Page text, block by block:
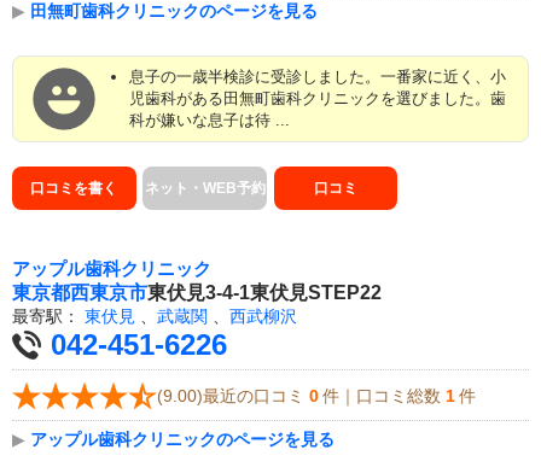
▶ 田無町歯科クリニックのページを見る
息子の一歳半検診に受診しました。一番家に近く、小
児歯科がある田無町歯科クリニックを選びました。歯
科が嫌いな息子は待 ...
口コミを書く ネット・WEB予約 口コミ
アップル歯科クリニック
東京都西東京市東伏見3-4-1東伏見STEP22
最寄駅： 東伏見 、 武蔵関 、 西武柳沢
042-451-6226
(9.00)最近の口コミ 0 件｜口コミ総数 1 件
▶ アップル歯科クリニックのページを見る